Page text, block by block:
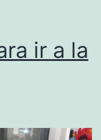
ir a la